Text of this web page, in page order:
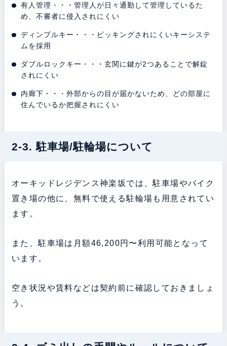
有人管理・・・管理人が日々通勤して管理しているた
め、不審者に侵入されにくい
ディンプルキー・・・ピッキングされにくいキーシステ
ムを採用
ダブルロックキー・・・玄関に鍵が2つあることで解錠
されにくい
内廊下・・・外部からの目が届かないため、どの部屋に
住んでいるか把握されにくい
2-3. 駐車場/駐輪場について
オーキッドレジデンス神楽坂では、駐車場やバイク
置き場の他に、無料で使える駐輪場も用意されてい
ます。
また、駐車場は月額46,200円〜利用可能となって
います。
空き状況や賃料などは契約前に確認しておきましょ
う。